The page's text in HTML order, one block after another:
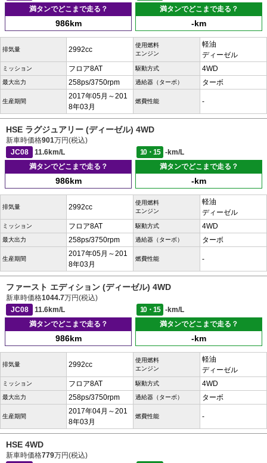
満タンでどこまで走る？
986km
満タンでどこまで走る？
-km
排気量 2992cc
使用燃料
エンジン
軽油
ディーゼル
ミッション フロア8AT 駆動方式 4WD
最大出力 258ps/3750rpm 過給器（ターボ） ターボ
生産期間
2017年05月～201
8年03月
燃費性能 -
HSE ラグジュアリー (ディーゼル) 4WD
新車時価格901万円(税込)
JC08
11.6km/L 10・15
-km/L
満タンでどこまで走る？
986km
満タンでどこまで走る？
-km
排気量 2992cc
使用燃料
エンジン
軽油
ディーゼル
ミッション フロア8AT 駆動方式 4WD
最大出力 258ps/3750rpm 過給器（ターボ） ターボ
生産期間
2017年05月～201
8年03月
燃費性能 -
ファースト エディション (ディーゼル) 4WD
新車時価格1044.7万円(税込)
JC08
11.6km/L 10・15
-km/L
満タンでどこまで走る？
986km
満タンでどこまで走る？
-km
排気量 2992cc
使用燃料
エンジン
軽油
ディーゼル
ミッション フロア8AT 駆動方式 4WD
最大出力 258ps/3750rpm 過給器（ターボ） ターボ
生産期間
2017年04月～201
8年03月
燃費性能 -
HSE 4WD
新車時価格779万円(税込)